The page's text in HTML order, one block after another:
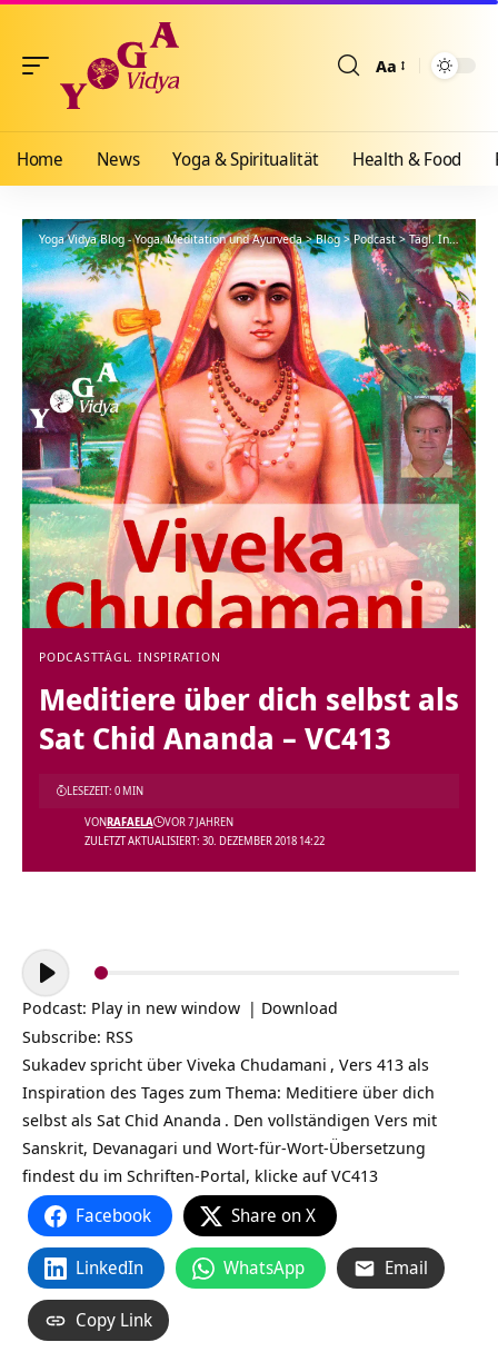
Aa
Home News Yoga & Spiritualität Health & Food
Yoga Vidya Blog - Yoga, Meditation und Ayurveda>Blog>Podcast>Tägl. Inspiration
PODCASTTÄGL. INSPIRATION
Meditiere über dich selbst als
Sat Chid Ananda – VC413
ZULETZT AKTUALISIERT: 30. DEZEMBER 2018 14:22
VONRAFAELA VOR 7 JAHREN
LESEZEIT: 0 MIN
Audio-
Player
Podcast: Play in new window | Download
Subscribe: RSS
Sukadev spricht über Viveka Chudamani , Vers 413 als
Inspiration des Tages zum Thema: Meditiere über dich
selbst als Sat Chid Ananda . Den vollständigen Vers mit
Sanskrit, Devanagari und Wort-für-Wort-Übersetzung
findest du im Schriften-Portal, klicke aufVC413
Facebook Share on X
LinkedIn WhatsApp Email
Copy Link